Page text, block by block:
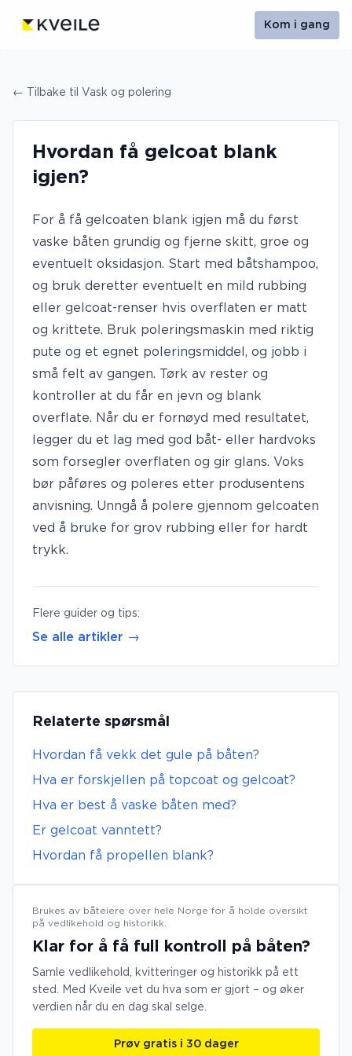
Kom i gang
← Tilbake til Vask og polering
Hvordan få gelcoat blank
igjen?
For å få gelcoaten blank igjen må du først
vaske båten grundig og fjerne skitt, groe og
eventuelt oksidasjon. Start med båtshampoo,
og bruk deretter eventuelt en mild rubbing
eller gelcoat-renser hvis overflaten er matt
og krittete. Bruk poleringsmaskin med riktig
pute og et egnet poleringsmiddel, og jobb i
små felt av gangen. Tørk av rester og
kontroller at du får en jevn og blank
overflate. Når du er fornøyd med resultatet,
legger du et lag med god båt- eller hardvoks
som forsegler overflaten og gir glans. Voks
bør påføres og poleres etter produsentens
anvisning. Unngå å polere gjennom gelcoaten
ved å bruke for grov rubbing eller for hardt
trykk.
Flere guider og tips:
Se alle artikler →
Relaterte spørsmål
Hvordan få vekk det gule på båten?
Hva er forskjellen på topcoat og gelcoat?
Hva er best å vaske båten med?
Er gelcoat vanntett?
Hvordan få propellen blank?
Brukes av båteiere over hele Norge for å holde oversikt
på vedlikehold og historikk.
Klar for å få full kontroll på båten?
Samle vedlikehold, kvitteringer og historikk på ett
sted. Med Kveile vet du hva som er gjort – og øker
verdien når du en dag skal selge.
Prøv gratis i 30 dager